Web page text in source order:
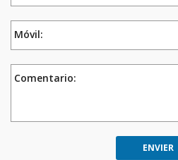
Móvil:
Comentario: